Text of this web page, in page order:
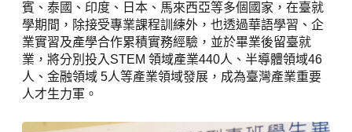
賓、泰國、印度、日本、馬來西亞等多個國家，在臺就
學期間，除接受專業課程訓練外，也透過華語學習、企
業實習及產學合作累積實務經驗，並於畢業後留臺就
業，將分別投入STEM 領域產業440人、半導體領域46
人、金融領域 5人等產業領域發展，成為臺灣產業重要
人才生力軍。